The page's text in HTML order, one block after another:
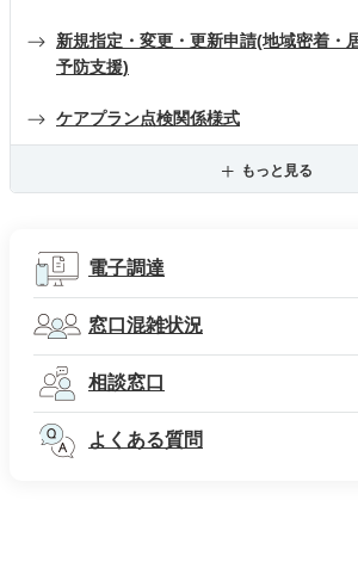
新規指定・変更・更新申請(地域密着・
予防支援)
ケアプラン点検関係様式
もっと見る
電子調達
窓口混雑状況
相談窓口
よくある質問